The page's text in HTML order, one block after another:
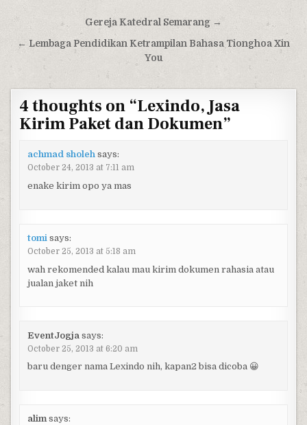
Post navigationGereja Katedral Semarang →
← Lembaga Pendidikan Ketrampilan Bahasa Tionghoa Xin
You
4 thoughts on “Lexindo, Jasa
Kirim Paket dan Dokumen”
achmad sholeh says:
October 24, 2013 at 7:11 am
enake kirim opo ya mas
tomi says:
October 25, 2013 at 5:18 am
wah rekomended kalau mau kirim dokumen rahasia atau
jualan jaket nih
EventJogja says:
October 25, 2013 at 6:20 am
baru denger nama Lexindo nih, kapan2 bisa dicoba 😀
alim says: